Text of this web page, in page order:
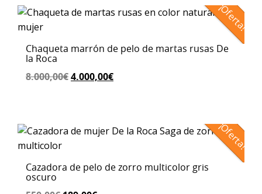
4.110,00€.2.250,00€.
¡Oferta!
Chaqueta marrón de pelo de martas rusas De
la Roca
8.000,00€El
8.000,00€.
4.000,00€El
4.000,00€.
¡Oferta!
Cazadora de pelo de zorro multicolor gris
oscuro